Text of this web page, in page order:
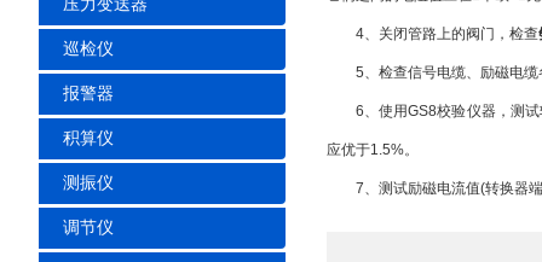
压力变送器
巡检仪
报警器
积算仪
测振仪
调节仪
4、关闭管路上的阀门，检查
5、检查信号电缆、励磁电缆
6、使用GS8校验仪器，测
应优于1.5%。
7、测试励磁电流值(转换器端